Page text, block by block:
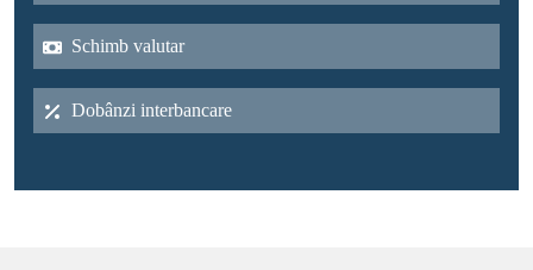
Schimb valutar
Dobânzi interbancare